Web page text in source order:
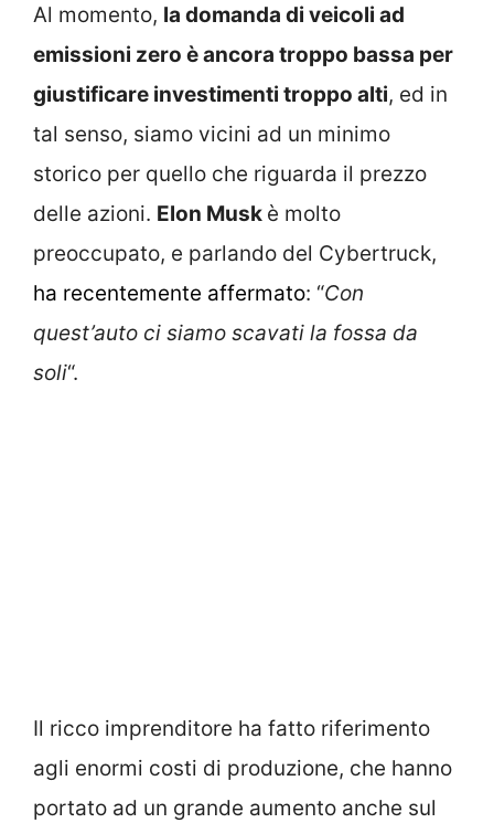
Al momento, la domanda di veicoli ad
emissioni zero è ancora troppo bassa per
giustificare investimenti troppo alti, ed in
tal senso, siamo vicini ad un minimo
storico per quello che riguarda il prezzo
delle azioni. Elon Musk è molto
preoccupato, e parlando del Cybertruck,
ha recentemente affermato: “Con
quest’auto ci siamo scavati la fossa da
soli“.
Il ricco imprenditore ha fatto riferimento
agli enormi costi di produzione, che hanno
portato ad un grande aumento anche sul